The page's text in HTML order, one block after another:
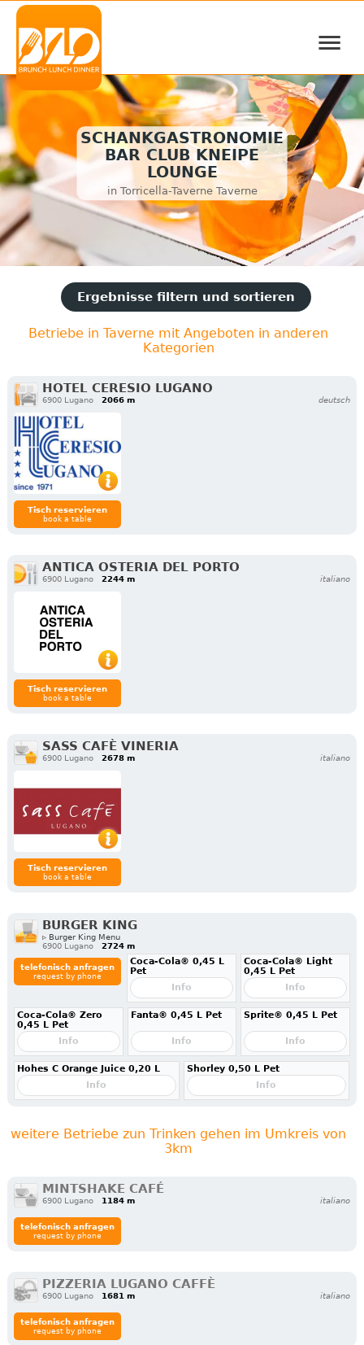
≡
SCHANKGASTRONOMIE
BAR CLUB KNEIPE
LOUNGE
in Torricella-Taverne Taverne
Ergebnisse filtern und sortieren
Betriebe in Taverne mit Angeboten in anderen
Kategorien
HOTEL CERESIO LUGANO
6900 Lugano 2066 m deutsch
Tisch reservieren
book a table
ANTICA OSTERIA DEL PORTO
6900 Lugano 2244 m italiano
Tisch reservieren
book a table
SASS CAFÈ VINERIA
6900 Lugano 2678 m italiano
Tisch reservieren
book a table
BURGER KING
▹ Burger King Menu
6900 Lugano
2724 m
telefonisch anfragen
request by phone
Coca-Cola® 0,45 L
Pet
Info
Coca-Cola® Light
0,45 L Pet
Info
Coca-Cola® Zero
0,45 L Pet
Info
Fanta® 0,45 L Pet
Info
Sprite® 0,45 L Pet
Info
Hohes C Orange Juice 0,20 L
Info
Shorley 0,50 L Pet
Info
weitere Betriebe zun Trinken gehen im Umkreis von
3km
MINTSHAKE CAFÉ
6900 Lugano 1184 m italiano
telefonisch anfragen
request by phone
PIZZERIA LUGANO CAFFÈ
6900 Lugano 1681 m italiano
telefonisch anfragen
request by phone